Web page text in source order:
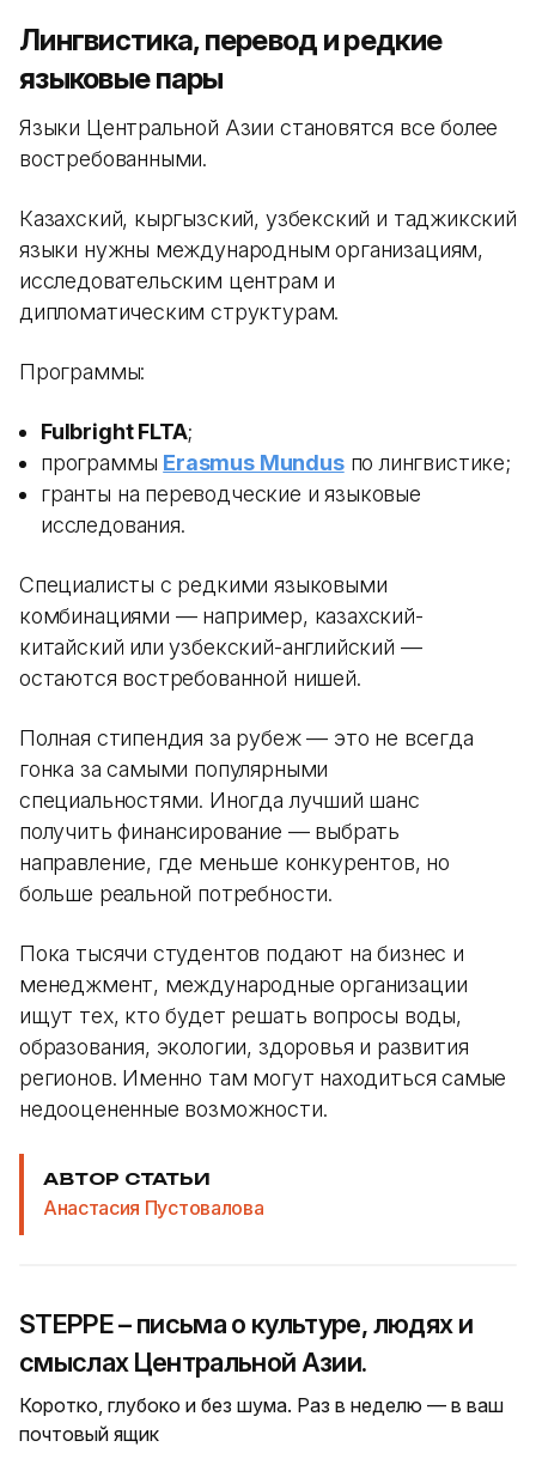
Лингвистика, перевод и редкие
языковые пары
Языки Центральной Азии становятся все более
востребованными.
Казахский, кыргызский, узбекский и таджикский
языки нужны международным организациям,
исследовательским центрам и
дипломатическим структурам.
Программы:
Fulbright FLTA;
программы Erasmus Mundusпо лингвистике;
гранты на переводческие и языковые
исследования.
Специалисты с редкими языковыми
комбинациями — например, казахский-
китайский или узбекский-английский —
остаются востребованной нишей.
Полная стипендия за рубеж — это не всегда
гонка за самыми популярными
специальностями. Иногда лучший шанс
получить финансирование — выбрать
направление, где меньше конкурентов, но
больше реальной потребности.
Пока тысячи студентов подают на бизнес и
менеджмент, международные организации
ищут тех, кто будет решать вопросы воды,
образования, экологии, здоровья и развития
регионов. Именно там могут находиться самые
недооцененные возможности.
АВТОР СТАТЬИ
Анастасия Пустовалова
STEPPE – письма о культуре, людях и
смыслах Центральной Азии.
Коротко, глубоко и без шума. Раз в неделю — в ваш
почтовый ящик